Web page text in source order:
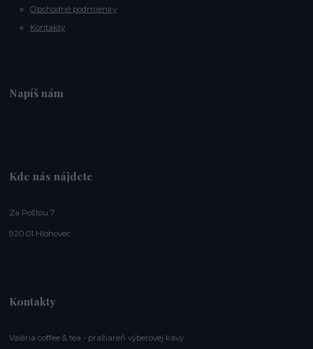
Obchodné podmienky
Kontakty
Napíš nám
Kde nás nájdete
Za Poštou 7
920 01 Hlohovec
Kontakty
Valéria coffee & tea - pražiareň výberovej kávy